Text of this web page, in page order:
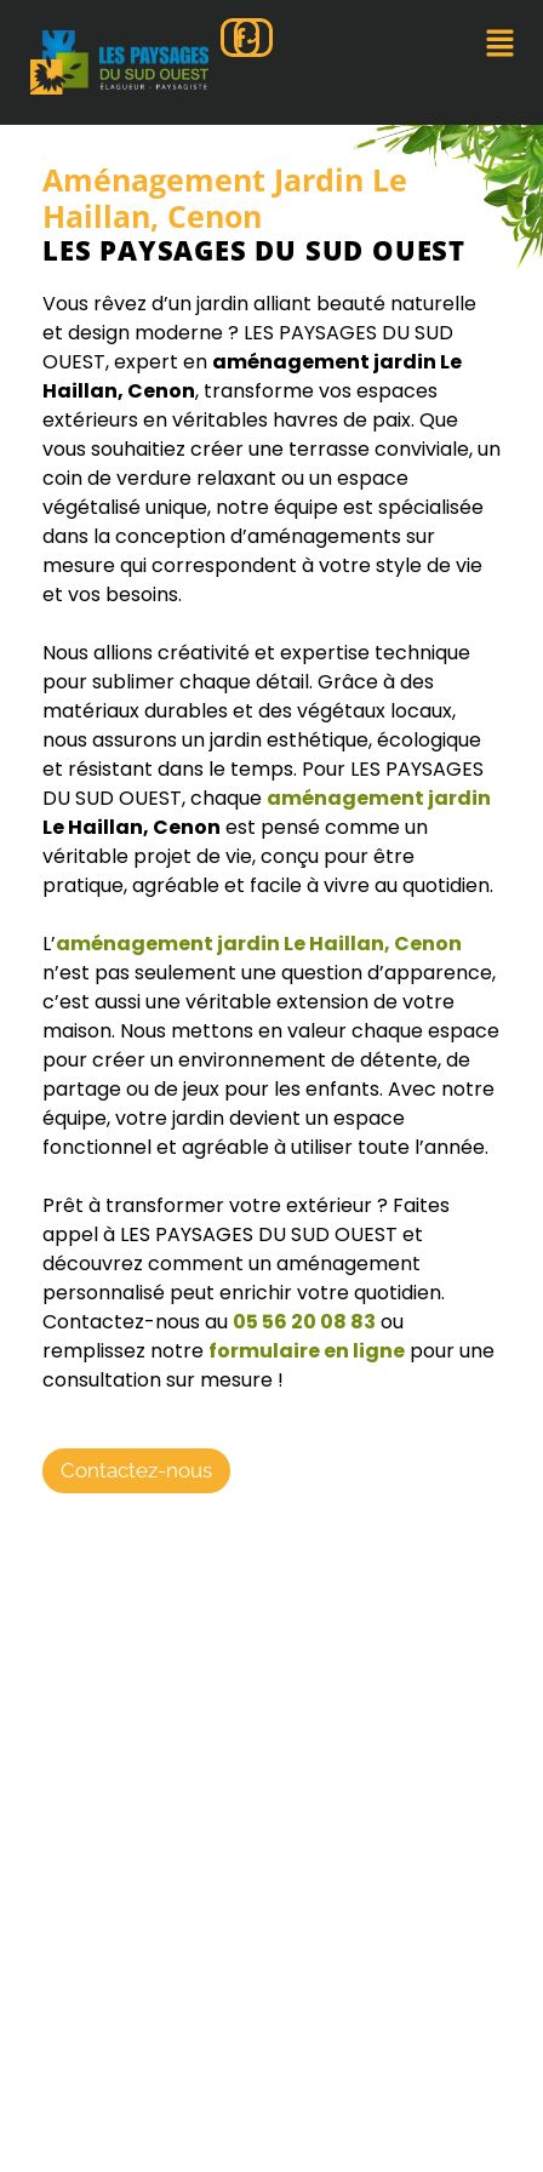
Aménagement Jardin Le
Haillan, Cenon
LES PAYSAGES DU SUD OUEST
Vous rêvez d’un jardin alliant beauté naturelle
et design moderne ? LES PAYSAGES DU SUD
OUEST, expert en aménagement jardin Le
Haillan, Cenon, transforme vos espaces
extérieurs en véritables havres de paix. Que
vous souhaitiez créer une terrasse conviviale, un
coin de verdure relaxant ou un espace
végétalisé unique, notre équipe est spécialisée
dans la conception d’aménagements sur
mesure qui correspondent à votre style de vie
et vos besoins.
Nous allions créativité et expertise technique
pour sublimer chaque détail. Grâce à des
matériaux durables et des végétaux locaux,
nous assurons un jardin esthétique, écologique
et résistant dans le temps. Pour LES PAYSAGES
DU SUD OUEST, chaque aménagement jardin
Le Haillan, Cenon est pensé comme un
véritable projet de vie, conçu pour être
pratique, agréable et facile à vivre au quotidien.
L’aménagement jardin Le Haillan, Cenon
n’est pas seulement une question d’apparence,
c’est aussi une véritable extension de votre
maison. Nous mettons en valeur chaque espace
pour créer un environnement de détente, de
partage ou de jeux pour les enfants. Avec notre
équipe, votre jardin devient un espace
fonctionnel et agréable à utiliser toute l’année.
Prêt à transformer votre extérieur ? Faites
appel à LES PAYSAGES DU SUD OUEST et
découvrez comment un aménagement
personnalisé peut enrichir votre quotidien.
Contactez-nous au 05 56 20 08 83 ou
remplissez notre formulaire en ligne pour une
consultation sur mesure !
Contactez-nous